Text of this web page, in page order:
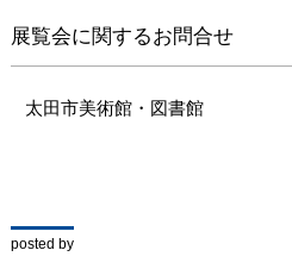
ら、アジア、ヨーロッ
パ、アフリカの15の都市
ました。orangcosong
を糸口にリサーチをおこ
ない、町を歩き回り、風
展覧会に関するお問合せ
太田市美術館・図書館
posted by